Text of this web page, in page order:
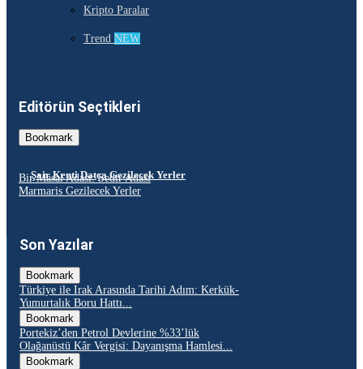
Kripto Paralar
Trend NEW
Editörün Seçtikleri
Bookmark
Şair Kenti Datça Gezilecek Yerler
Bir Masal Adası: Sedir Adası
Marmaris Gezilecek Yerler
Son Yazılar
Bookmark
Türkiye ile Irak Arasında Tarihi Adım: Kerkük-
Yumurtalık Boru Hattı...
Bookmark
Portekiz’den Petrol Devlerine %33’lük
Olağanüstü Kâr Vergisi: Dayanışma Hamlesi...
Bookmark